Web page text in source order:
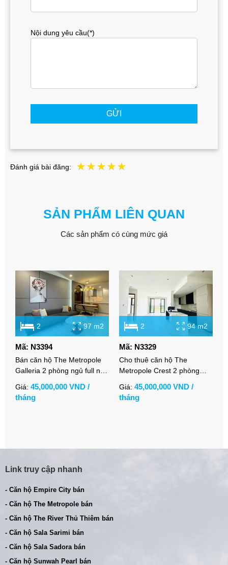
Nội dung yêu cầu(*)
GỬI
Đánh giá bài đăng:
SẢN PHẨM LIÊN QUAN
Các sản phẩm có cùng mức giá
2 97 m2
Mã: N3394
Bán căn hộ The Metropole
Galleria 2 phòng ngủ full nội
Giá: 45,000,000 VND /
tháng
2 94 m2
Mã: N3329
Cho thuê căn hộ The
Metropole Crest 2 phòng
thoáng
Giá: 45,000,000 VND /
tháng
Link truy cập nhanh
- Căn hộ Empire City bán
- Căn hộ The Metropole bán
- Căn hộ The River Thủ Thiêm bán
- Căn hộ Sala Sarimi bán
- Căn hộ Sala Sadora bán
- Căn hộ Sunwah Pearl bán